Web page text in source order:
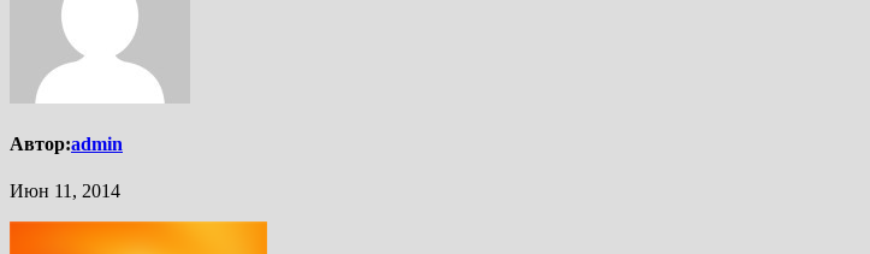
Автор:admin
Июн 11, 2014